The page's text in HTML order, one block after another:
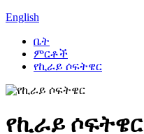
English
ቤት
ምርቶች
የኪራይ ሶፍትዌር
የኪራይ ሶፍትዌር